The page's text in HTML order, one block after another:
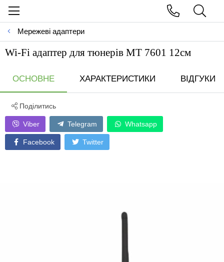
Мережеві адаптери
Wi-Fi адаптер для тюнерiв MT 7601 12см
ОСНОВНЕ ХАРАКТЕРИСТИКИ ВІДГУКИ
Поділитись
Viber Telegram Whatsapp
Facebook Twitter